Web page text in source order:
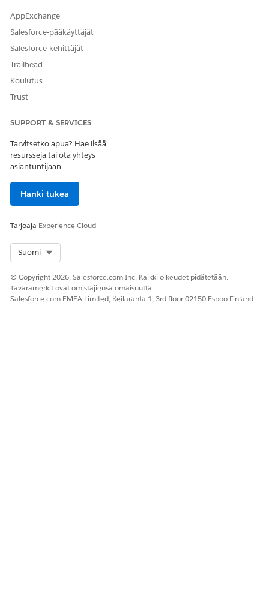
Käyttäjät vahvistavat henkilöllisyytensä saadakseen tiettyjä
käyttöoikeuksia Salesforcessa, kuten kirjautuakseen sisään,
aktivoidakseen uuden laitteen tai tarkastellakseen
luottamuksellista resurssia. Määritä miten ja milloin
Anna palautetta, jotta voimme kehittyä!
AppExchange
Salesforce-pääkäyttäjät
Salesforce-kehittäjät
Trailhead
Koulutus
Trust
SUPPORT & SERVICES
Tarvitsetko apua? Hae lisää
resursseja tai ota yhteys
asiantuntijaan.
Hanki tukea
Tarjoaja Experience Cloud
Suomi
© Copyright 2026, Salesforce.com Inc. Kaikki oikeudet pidätetään.
Tavaramerkit ovat omistajiensa omaisuutta.
Salesforce.com EMEA Limited, Keilaranta 1, 3rd floor 02150 Espoo Finland